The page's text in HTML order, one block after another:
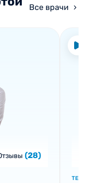
Все врачи
(28)